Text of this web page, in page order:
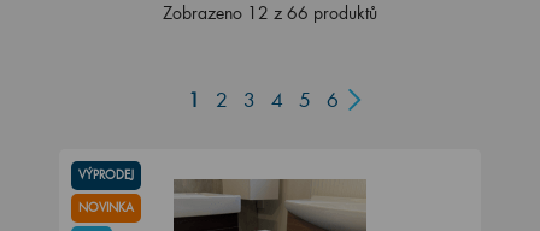
Zobrazeno 12 z 66 produktů
1 2 3 4 5 6
VÝPRODEJ
NOVINKA